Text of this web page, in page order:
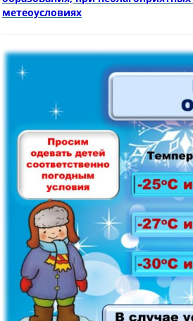
метеоусловиях